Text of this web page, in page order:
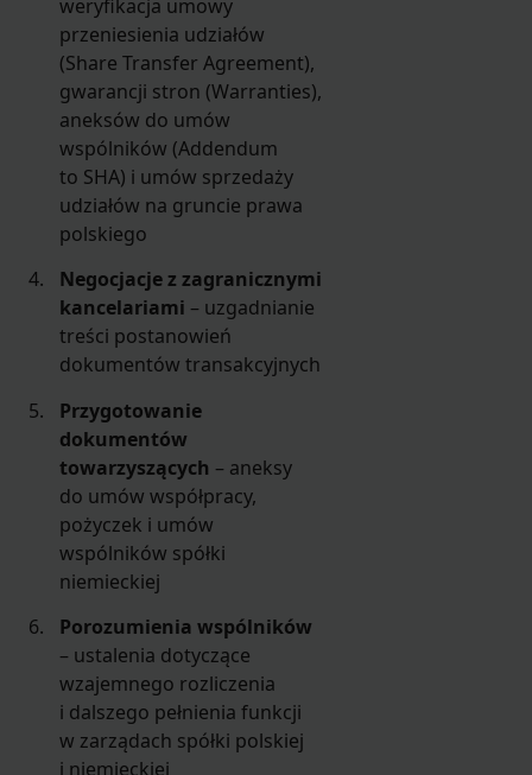
weryfikacja umowy
przeniesienia udziałów
(Share Transfer Agreement),
gwarancji stron (Warranties),
aneksów do umów
wspólników (Addendum
to SHA) i umów sprzedaży
udziałów na gruncie prawa
polskiego
Negocjacje z zagranicznymi
kancelariami – uzgadnianie
treści postanowień
dokumentów transakcyjnych
Przygotowanie
dokumentów
towarzyszących – aneksy
do umów współpracy,
pożyczek i umów
wspólników spółki
niemieckiej
Porozumienia wspólników
– ustalenia dotyczące
wzajemnego rozliczenia
i dalszego pełnienia funkcji
w zarządach spółki polskiej
i niemieckiej